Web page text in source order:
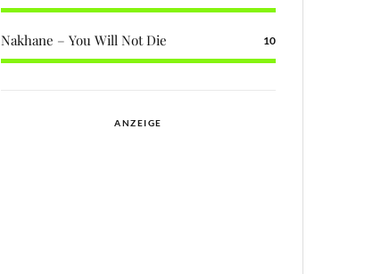
Nakhane – You Will Not Die 10
ANZEIGE